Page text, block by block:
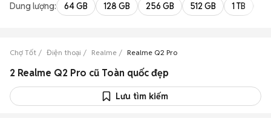
Dung lượng: 64 GB 128 GB 256 GB 512 GB 1 TB
Chợ Tốt Điện thoại Realme Realme Q2 Pro
2 Realme Q2 Pro cũ Toàn quốc đẹp
Lưu tìm kiếm